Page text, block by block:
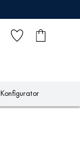
Wunschliste
Warenkorb
0
Konfigurator